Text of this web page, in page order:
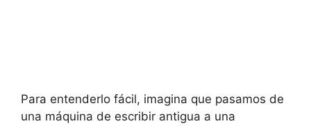
Para entenderlo fácil, imagina que pasamos de
una máquina de escribir antigua a una